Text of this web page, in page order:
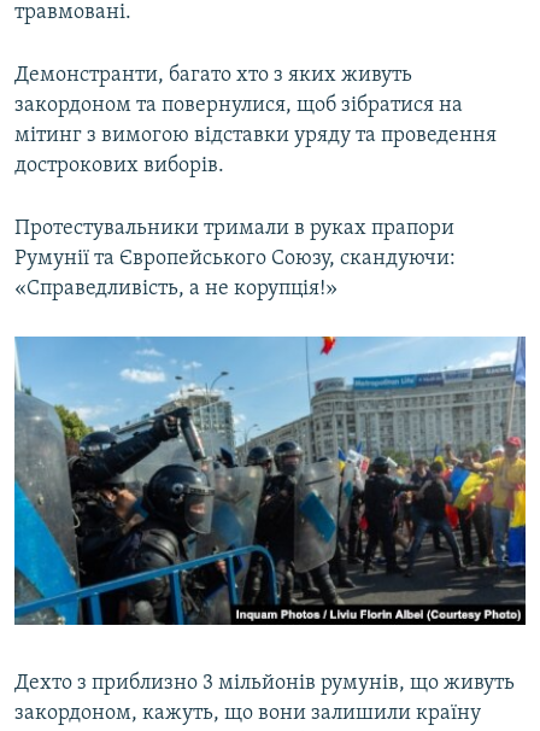
травмовані.
Демонстранти, багато хто з яких живуть
закордоном та повернулися, щоб зібратися на
мітинг з вимогою відставки уряду та проведення
дострокових виборів.
Протестувальники тримали в руках прапори
Румунії та Європейського Союзу, скандуючи:
«Справедливість, а не корупція!»
Дехто з приблизно 3 мільйонів румунів, що живуть
закордоном, кажуть, що вони залишили країну